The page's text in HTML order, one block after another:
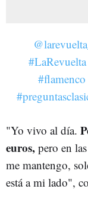
#LaRevuelta
#flamenco
"Yo vivo al día.
euros, pero en
me mantengo,
está a mi lado",